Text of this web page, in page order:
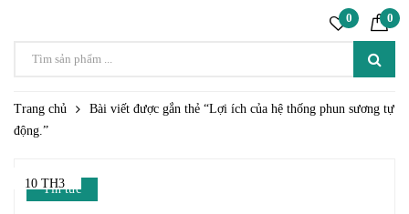
0 0
Trang chủ
Bài viết được gắn thẻ “Lợi ích của hệ thống phun sương tự
động.”
10 TH3
Tin tức